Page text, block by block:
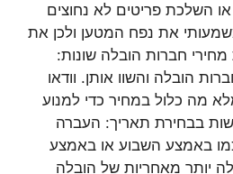
השלכת פריטים לא נחוצים
את נפח המטען ולכן את
חברות הובלה שונות:
הובלה והשוו אותן. וודאו
מה כלול במחיר כדי למנוע
בבחירת תאריך: העברה
באמצע השבוע או באמצע
יותר מאחריות של הובלה